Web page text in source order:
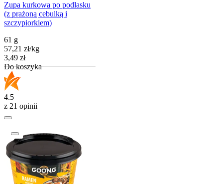
Zupa kurkowa po podlasku
(z prażoną cebulką i
szczypiorkiem)
61 g
57,21 zł/kg
Cena
3,49 zł
Do koszyka
4.5
z 21 opinii